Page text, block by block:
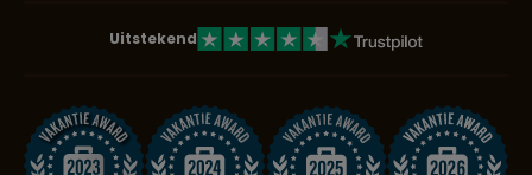
Uitstekend